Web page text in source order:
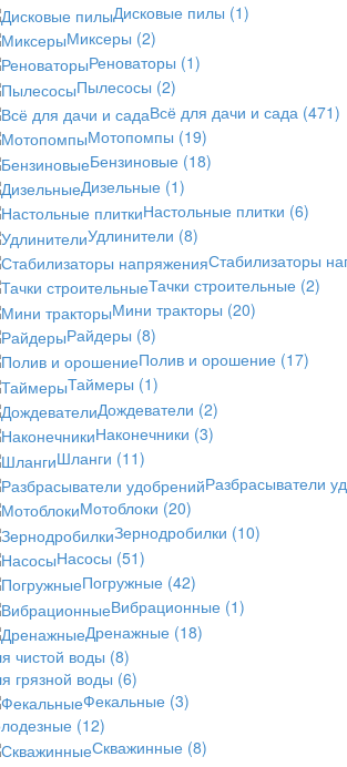
Дисковые пилы (1)
Миксеры (2)
Реноваторы (1)
Пылесосы (2)
Всё для дачи и сада (471)
Мотопомпы (19)
Бензиновые (18)
Дизельные (1)
Настольные плитки (6)
Удлинители (8)
Стабилизаторы
Тачки строительные (2)
Мини тракторы (20)
Райдеры (8)
Полив и орошение (17)
Таймеры (1)
Дождеватели (2)
Наконечники (3)
Шланги (11)
Разбрасыватели
Мотоблоки (20)
Зернодробилки (10)
Насосы (51)
Погружные (42)
Вибрационные (1)
Дренажные (18)
чистой воды (8)
грязной воды (6)
Фекальные (3)
(12)
Скважинные (8)